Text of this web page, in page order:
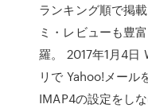
ランキング順で掲
ミ・レビューも豊
羅。 2017年1月4
リで Yahoo!メール
IMAP4の設定をし